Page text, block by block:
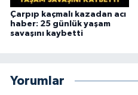
Çarpıp kaçmalı kazadan acı
haber: 25 günlük yaşam
savaşını kaybetti
Yorumlar